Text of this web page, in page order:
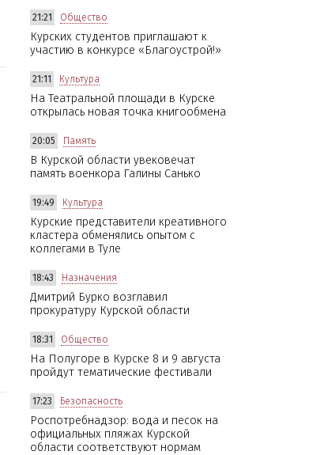
21:21 Общество
Курских студентов приглашают к
участию в конкурсе «Благоустрой!»
21:11 Культура
На Театральной площади в Курске
открылась новая точка книгообмена
20:05 Память
В Курской области увековечат
память военкора Галины Санько
19:49 Культура
Курские представители креативного
кластера обменялись опытом с
коллегами в Туле
18:43 Назначения
Дмитрий Бурко возглавил
прокуратуру Курской области
18:31 Общество
На Полугоре в Курске 8 и 9 августа
пройдут тематические фестивали
17:23 Безопасность
Роспотребнадзор: вода и песок на
официальных пляжах Курской
области соответствуют нормам